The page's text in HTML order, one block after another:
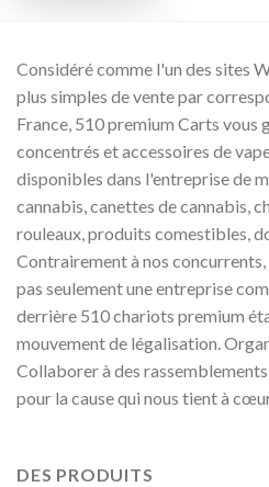
Considéré comme l'un des sites
plus simples de vente par
France, 510 premium Carts vous
concentrés et accessoires de
disponibles dans l'entreprise de
cannabis, canettes de cannabis,
rouleaux, produits comestibles,
Contrairement à nos
pas seulement une entreprise
derrière 510 chariots premium
mouvement de légalisation.
Collaborer à des
pour la cause qui nous tient à
DES PRODUITS